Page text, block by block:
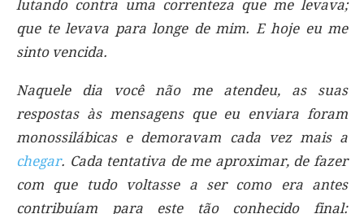
lutando contra uma correnteza que me levava;
que te levava para longe de mim. E hoje eu me
sinto vencida.
Naquele dia você não me atendeu, as suas
respostas às mensagens que eu enviara foram
monossilábicas e demoravam cada vez mais a
chegar. Cada tentativa de me aproximar, de fazer
com que tudo voltasse a ser como era antes
contribuíam para este tão conhecido final: